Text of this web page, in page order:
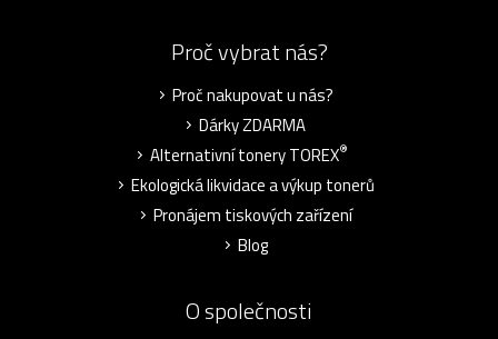
Proč vybrat nás?
Proč nakupovat u nás?
Dárky ZDARMA
Alternativní tonery TOREX®
Ekologická likvidace a výkup tonerů
Pronájem tiskových zařízení
Blog
O společnosti